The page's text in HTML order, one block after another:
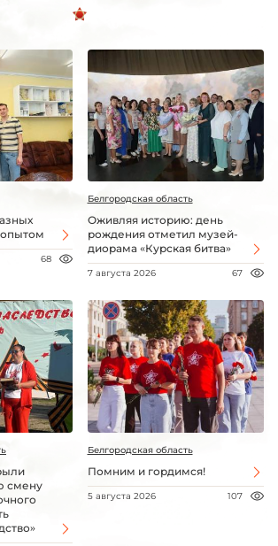
опытом
68
Белгородская область
Оживляя историю: день
рождения отметил музей-
диорама «Курская битва»
7 августа 2026 67
смену
Белгородская область
Помним и гордимся!
5 августа 2026 107